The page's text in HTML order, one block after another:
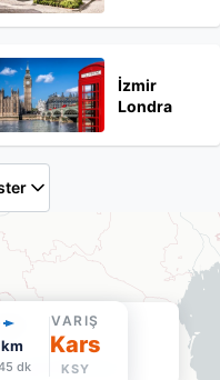
İzmir
Londra
·
Varış
Google Maps'te aç
dk
VARIŞ
Kars
KSY